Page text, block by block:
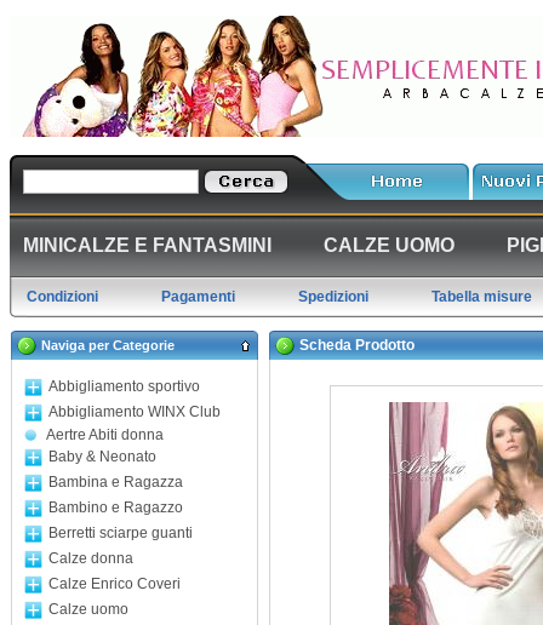
MINICALZE E FANTASMINI CALZE UOMO
Condizioni Pagamenti Spedizioni Tabella misure
Naviga per Categorie
Abbigliamento sportivo
Abbigliamento WINX Club
Aertre Abiti donna
Baby & Neonato
Bambina e Ragazza
Bambino e Ragazzo
Berretti sciarpe guanti
Calze donna
Calze Enrico Coveri
Calze uomo
Scheda Prodotto